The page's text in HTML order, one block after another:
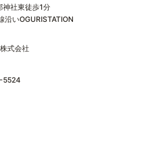
神社東徒歩1分
沿いOGURISTATION
式会社